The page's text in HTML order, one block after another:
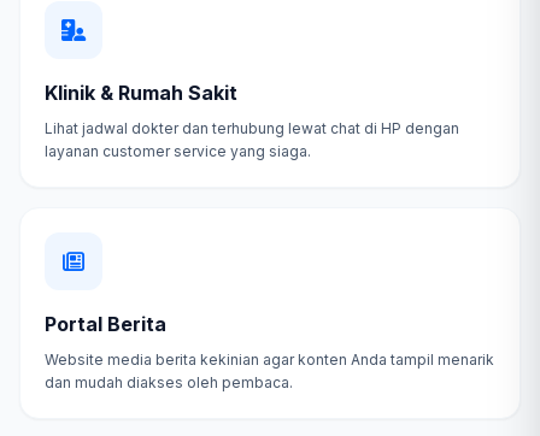
Klinik & Rumah Sakit
Lihat jadwal dokter dan terhubung lewat chat di HP dengan
layanan customer service yang siaga.
Portal Berita
Website media berita kekinian agar konten Anda tampil menarik
dan mudah diakses oleh pembaca.